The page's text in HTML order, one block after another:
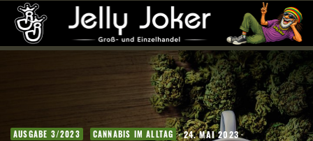
AUSGABE 3/2023 CANNABIS IM ALLTAG ·24. MAI 2023·